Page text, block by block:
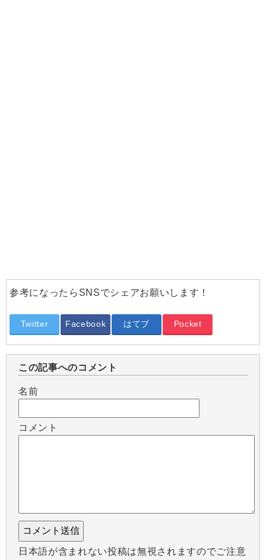
参考になったらSNSでシェアお願いします！
Twitter Facebook はてブ Pocket
この記事へのコメント
名前
コメント
日本語が含まれない投稿は無視されますのでご注意